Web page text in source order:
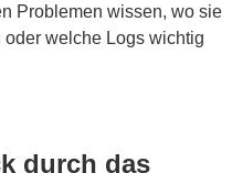
Problemen wissen, wo sie
welche Logs wichtig
durch das